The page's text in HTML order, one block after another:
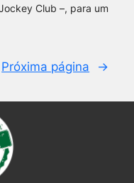
Club –, para um
Próxima página →